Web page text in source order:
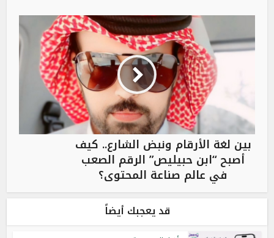
بين لغة الأرقام ونبض الشارع.. كيف
أصبح “ابن حبيليص” الرقم الصعب
في عالم صناعة المحتوى؟
قد يعجبك أيضاً